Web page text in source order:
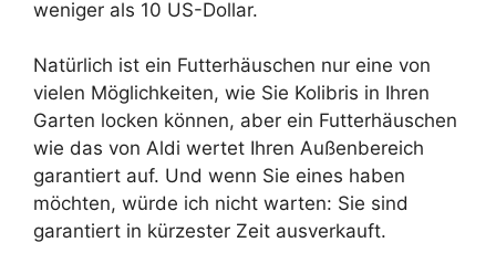
weniger als 10 US-Dollar.
Natürlich ist ein Futterhäuschen nur eine von
vielen Möglichkeiten, wie Sie Kolibris in Ihren
Garten locken können, aber ein Futterhäuschen
wie das von Aldi wertet Ihren Außenbereich
garantiert auf. Und wenn Sie eines haben
möchten, würde ich nicht warten: Sie sind
garantiert in kürzester Zeit ausverkauft.